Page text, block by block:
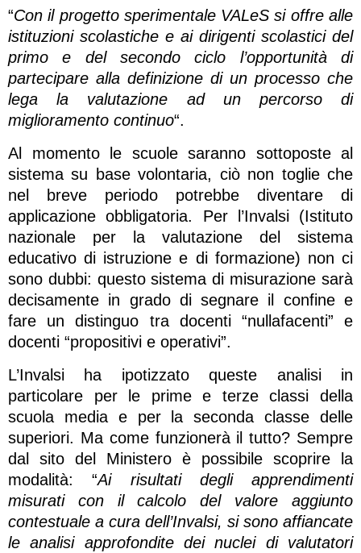
“Con il progetto sperimentale VALeS si offre alle
istituzioni scolastiche e ai dirigenti scolastici del
primo e del secondo ciclo l’opportunità di
partecipare alla definizione di un processo che
lega la valutazione ad un percorso di
miglioramento continuo“.
Al momento le scuole saranno sottoposte al
sistema su base volontaria, ciò non toglie che
nel breve periodo potrebbe diventare di
applicazione obbligatoria. Per l’Invalsi (Istituto
nazionale per la valutazione del sistema
educativo di istruzione e di formazione) non ci
sono dubbi: questo sistema di misurazione sarà
decisamente in grado di segnare il confine e
fare un distinguo tra docenti “nullafacenti” e
docenti “propositivi e operativi”.
L’Invalsi ha ipotizzato queste analisi in
particolare per le prime e terze classi della
scuola media e per la seconda classe delle
superiori. Ma come funzionerà il tutto? Sempre
dal sito del Ministero è possibile scoprire la
modalità: “Ai risultati degli apprendimenti
misurati con il calcolo del valore aggiunto
contestuale a cura dell’Invalsi, si sono affiancate
le analisi approfondite dei nuclei di valutatori